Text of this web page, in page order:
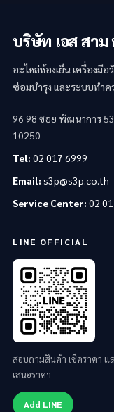
บริษัท เอส สาม
อะไหล่ห้องเย็น เครื่อง
ซ่อมบำรุง และระบบทำค
96 98 ซอย พัฒนาการ
10250
Tel: 02 017 6999
Email: s3p@s3p.co.th
Service Center: 02
LINE OFFICIAL
สอบถามสินค้า เช็คราคา แ
เสนอราคา
Add LINE